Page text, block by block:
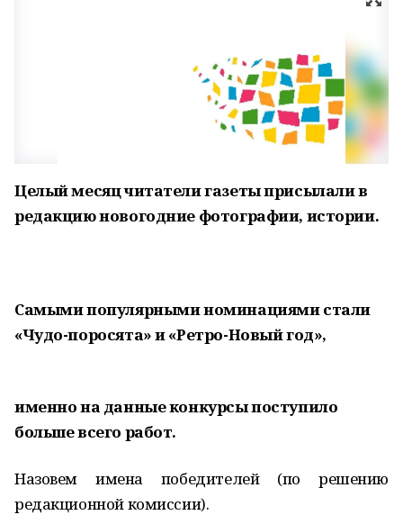
Целый месяц читатели газеты присылали в
редакцию новогодние фотографии, истории.
Самыми популярными номинациями стали
«Чудо-поросята» и «Ретро-Новый год»,
именно на данные конкурсы поступило
больше всего работ.
Назовем имена победителей (по решению
редакционной комиссии).